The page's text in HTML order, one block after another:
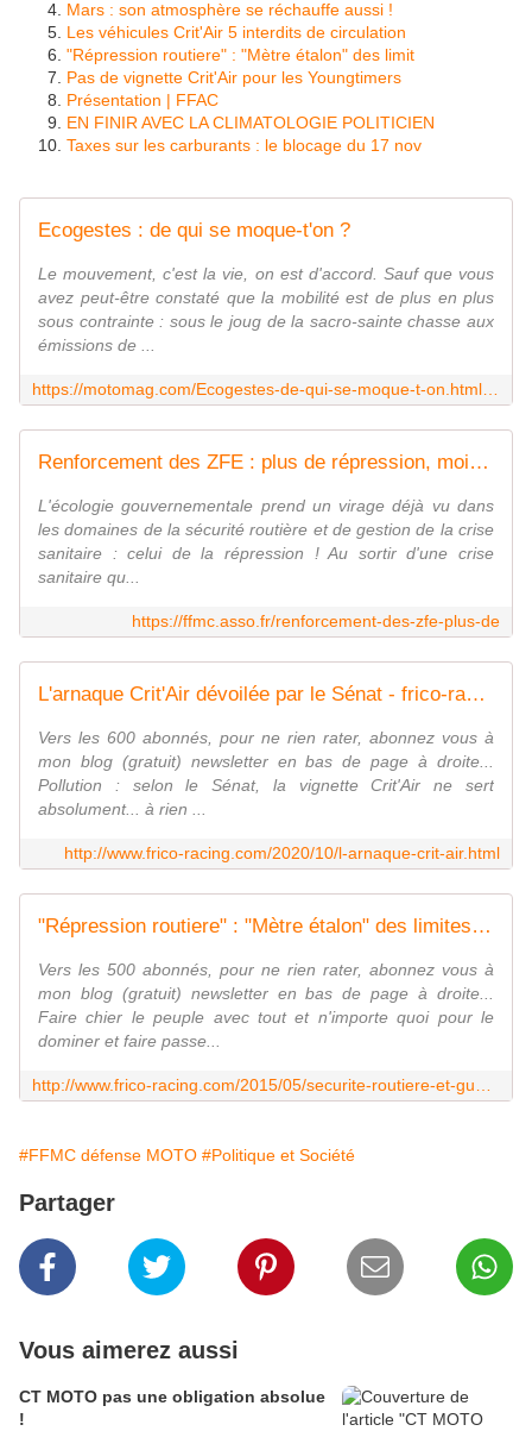
Mars : son atmosphère se réchauffe aussi !
Les véhicules Crit'Air 5 interdits de circulation
"Répression routiere" : "Mètre étalon" des limit
Pas de vignette Crit'Air pour les Youngtimers
Présentation | FFAC
EN FINIR AVEC LA CLIMATOLOGIE POLITICIEN
Taxes sur les carburants : le blocage du 17 nov
Ecogestes : de qui se moque-t'on ?
Le mouvement, c'est la vie, on est d'accord. Sauf que vous
avez peut-être constaté que la mobilité est de plus en plus
sous contrainte : sous le joug de la sacro-sainte chasse aux
émissions de ...
Renforcement des ZFE : plus de répression, moins de solutions ! - Fédération Française des Motards en Colère
L'écologie gouvernementale prend un virage déjà vu dans
les domaines de la sécurité routière et de gestion de la crise
sanitaire : celui de la répression ! Au sortir d'une crise
sanitaire qu...
https://ffmc.asso.fr/renforcement-des-zfe-plus-de
L'arnaque Crit'Air dévoilée par le Sénat - frico-racing-passion moto
Vers les 600 abonnés, pour ne rien rater, abonnez vous à
mon blog (gratuit) newsletter en bas de page à droite...
Pollution : selon le Sénat, la vignette Crit'Air ne sert
absolument... à rien ...
http://www.frico-racing.com/2020/10/l-arnaque-crit-air.html
"Répression routiere" : "Mètre étalon" des limites de l'acceptation populaire ? - frico-racing-passion moto
Vers les 500 abonnés, pour ne rien rater, abonnez vous à
mon blog (gratuit) newsletter en bas de page à droite...
Faire chier le peuple avec tout et n'importe quoi pour le
dominer et faire passe...
#FFMC défense MOTO #Politique et Société
Partager
Vous aimerez aussi
CT MOTO pas une obligation absolue
!